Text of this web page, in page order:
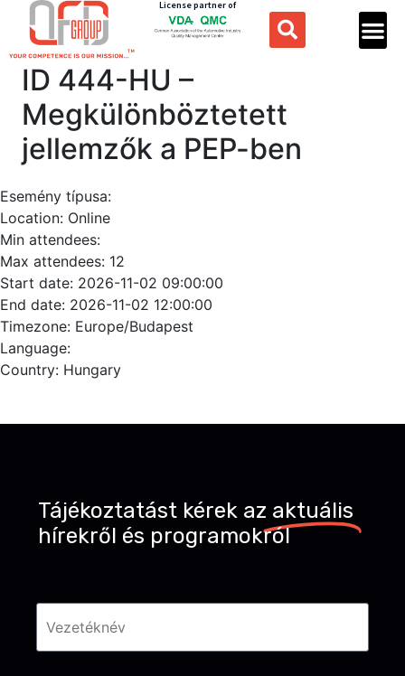
License partner of
ID 444-HU –
Megkülönböztetett
jellemzők a PEP-ben
Esemény típusa:
Location: Online
Min attendees:
Max attendees: 12
Start date: 2026-11-02 09:00:00
End date: 2026-11-02 12:00:00
Timezone: Europe/Budapest
Language:
Country: Hungary
Tájékoztatást kérek az aktuális
hírekről és programokról
Név *